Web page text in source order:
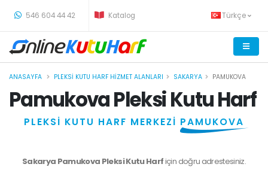
546 604 44 42 Katalog Türkçe
ANASAYFA PLEKSI KUTU HARF HIZMET ALANLARI SAKARYA PAMUKOVA
Pamukova Pleksi Kutu Harf
PLEKSİ KUTU HARF MERKEZİ PAMUKOVA
Sakarya Pamukova Pleksi Kutu Harfiçin doğru adrestesiniz.